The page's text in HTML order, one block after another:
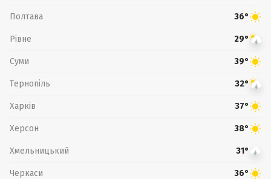
Полтава 36°
Рівне 29°
Суми 39°
Тернопіль 32°
Харків 37°
Херсон 38°
Хмельницький 31°
Черкаси 36°